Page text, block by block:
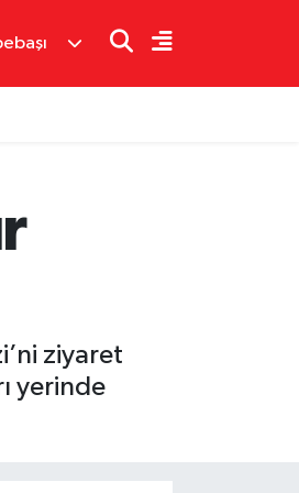
ziyaret
yerinde